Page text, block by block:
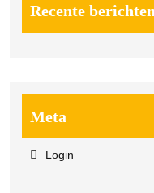
Recente berichten
Meta
Login